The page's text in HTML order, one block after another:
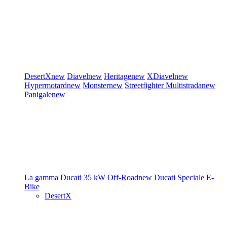
DesertXnew Diavelnew Heritagenew XDiavelnew
Hypermotardnew Monsternew StreetfighterMultistradanew
Panigalenew
La gamma Ducati 35 kW Off-Roadnew Ducati Speciale E-
Bike
DesertX